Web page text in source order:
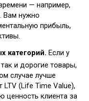
— например,
Вам нужно
прибыль,
категорий. Если у
и дорогие товары,
случае лучше
(Life Time Value),
ценность клиента за